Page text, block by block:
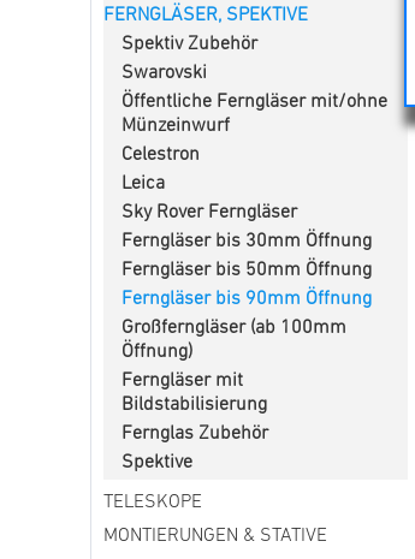
FERNGLÄSER, SPEKTIVE
Spektiv Zubehör
Swarovski
Öffentliche Ferngläser mit/ohne
Münzeinwurf
Celestron
Leica
Sky Rover Ferngläser
Ferngläser bis 30mm Öffnung
Ferngläser bis 50mm Öffnung
Ferngläser bis 90mm Öffnung
Großferngläser (ab 100mm
Öffnung)
Ferngläser mit
Bildstabilisierung
Fernglas Zubehör
Spektive
TELESKOPE
MONTIERUNGEN & STATIVE